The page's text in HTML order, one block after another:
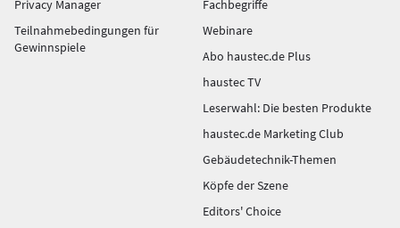
Privacy Manager
Teilnahmebedingungen für
Gewinnspiele
Fachbegriffe
Webinare
Abo haustec.de Plus
haustec TV
Leserwahl: Die besten Produkte
haustec.de Marketing Club
Gebäudetechnik-Themen
Köpfe der Szene
Editors' Choice